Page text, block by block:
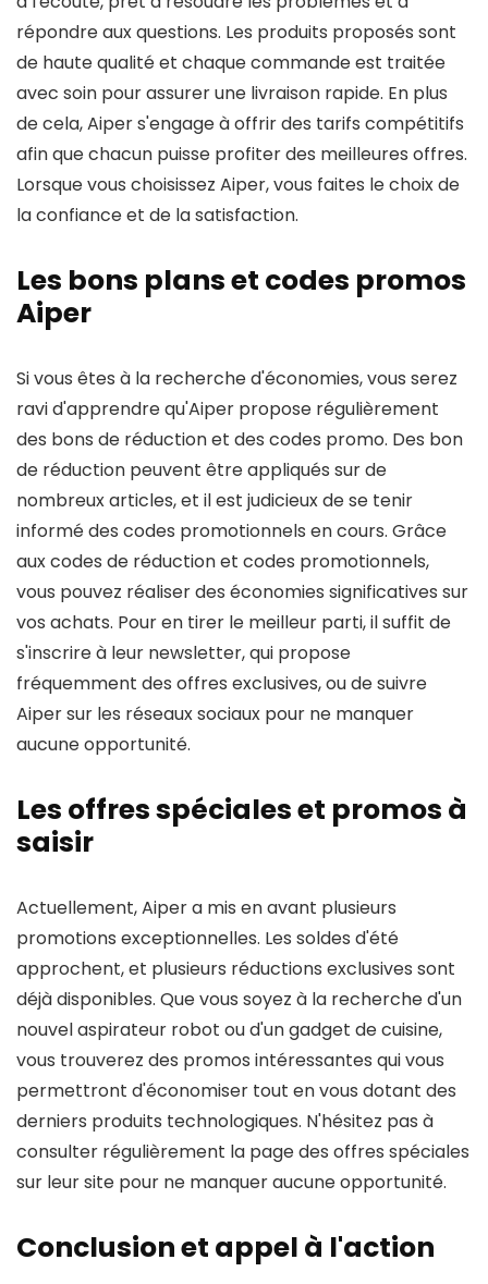
répondre aux questions. Les produits proposés sont
de haute qualité et chaque commande est traitée
avec soin pour assurer une livraison rapide. En plus
de cela, Aiper s'engage à offrir des tarifs compétitifs
afin que chacun puisse profiter des meilleures offres.
Lorsque vous choisissez Aiper, vous faites le choix de
la confiance et de la satisfaction.
Les bons plans et codes promos
Aiper
Si vous êtes à la recherche d'économies, vous serez
ravi d'apprendre qu'Aiper propose régulièrement
des bons de réduction et des codes promo. Des bon
de réduction peuvent être appliqués sur de
nombreux articles, et il est judicieux de se tenir
informé des codes promotionnels en cours. Grâce
aux codes de réduction et codes promotionnels,
vous pouvez réaliser des économies significatives sur
vos achats. Pour en tirer le meilleur parti, il suffit de
s'inscrire à leur newsletter, qui propose
fréquemment des offres exclusives, ou de suivre
Aiper sur les réseaux sociaux pour ne manquer
aucune opportunité.
Les offres spéciales et promos à
saisir
Actuellement, Aiper a mis en avant plusieurs
promotions exceptionnelles. Les soldes d'été
approchent, et plusieurs réductions exclusives sont
déjà disponibles. Que vous soyez à la recherche d'un
nouvel aspirateur robot ou d'un gadget de cuisine,
vous trouverez des promos intéressantes qui vous
permettront d'économiser tout en vous dotant des
derniers produits technologiques. N'hésitez pas à
consulter régulièrement la page des offres spéciales
sur leur site pour ne manquer aucune opportunité.
Conclusion et appel à l'action